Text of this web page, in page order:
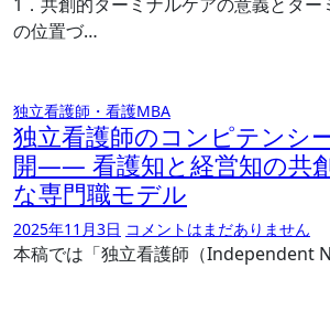
の位置づ…
独立看護師・看護MBA
独立看護師のコンピテンシ
開―― 看護知と経営知の共
な専門職モデル
2025年11月3日 コメントはまだありません
本稿では「独立看護師（Independent